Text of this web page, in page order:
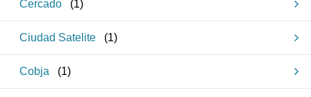
Cercado (1)
Ciudad Satelite (1)
Cobja (1)